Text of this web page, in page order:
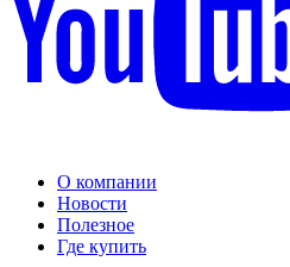
О компании
Новости
Полезное
Где купить